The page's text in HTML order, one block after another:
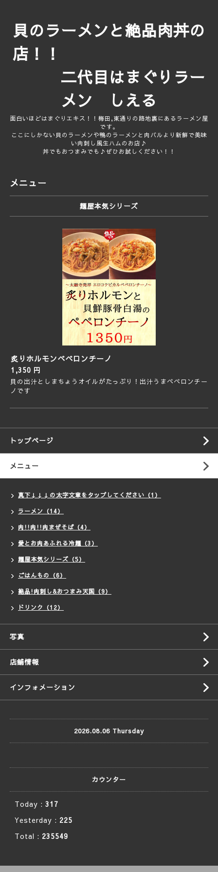
貝のラーメンと絶品肉丼の
店！！
二代目はまぐりラー
メン しえる
面白いほどはまぐりエキス！！梅田,東通りの路地裏にあるラーメン屋
です。
ここにしかない貝のラーメンや鴨のラーメンと肉バルより新鮮で美味
い肉刺し風生ハムのお店♪
丼でもおつまみでも♪ぜひお試しください！！
メニュー
麺屋本気シリーズ
炙りホルモンペペロンチーノ
1,350 円
貝の出汁としまちょうオイルがたっぷり！出汁うまペペロンチー
ノです
トップページ
メニュー
真下↓↓↓の太字文章をタップしてください（1）
ラーメン（14）
肉!!肉!!肉まぜそば（4）
愛とお肉あふれる冷麺（3）
麺屋本気シリーズ（5）
ごはんもの（6）
絶品!肉刺し&おつまみ天国（9）
ドリンク（12）
写真
店舗情報
インフォメーション
2026.08.06 Thursday
カウンター
Today : 317
Yesterday : 225
Total : 235549